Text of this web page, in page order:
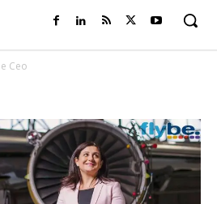
Ceo